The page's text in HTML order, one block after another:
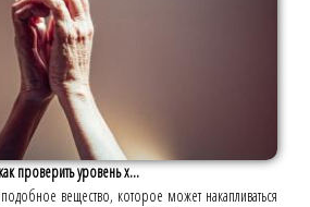
проверить уровень х...
вещество, которое может накапливаться